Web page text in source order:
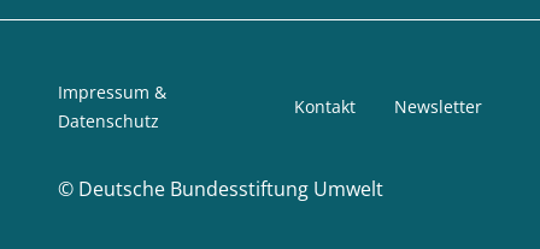
© Deutsche Bundesstiftung Umwelt
Impressum &
Datenschutz
Kontakt Newsletter